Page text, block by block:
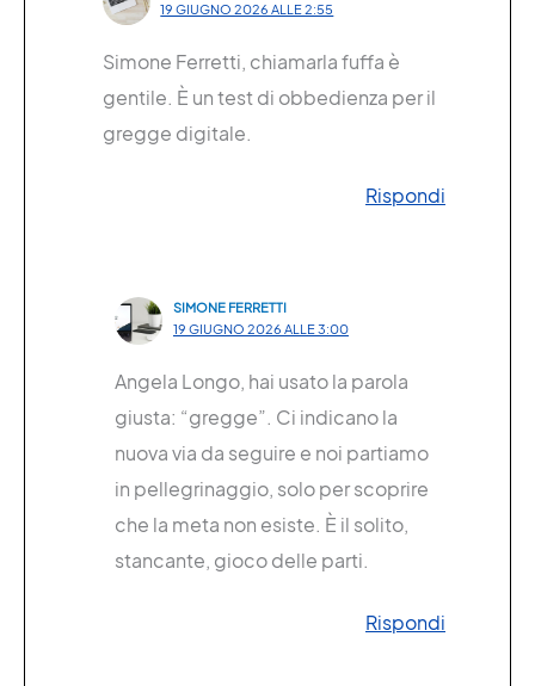
19 GIUGNO 2026 ALLE 2:55
Simone Ferretti, chiamarla fuffa è
gentile. È un test di obbedienza per il
gregge digitale.
Rispondi
SIMONE FERRETTI
19 GIUGNO 2026 ALLE 3:00
Angela Longo, hai usato la parola
giusta: “gregge”. Ci indicano la
nuova via da seguire e noi partiamo
in pellegrinaggio, solo per scoprire
che la meta non esiste. È il solito,
stancante, gioco delle parti.
Rispondi